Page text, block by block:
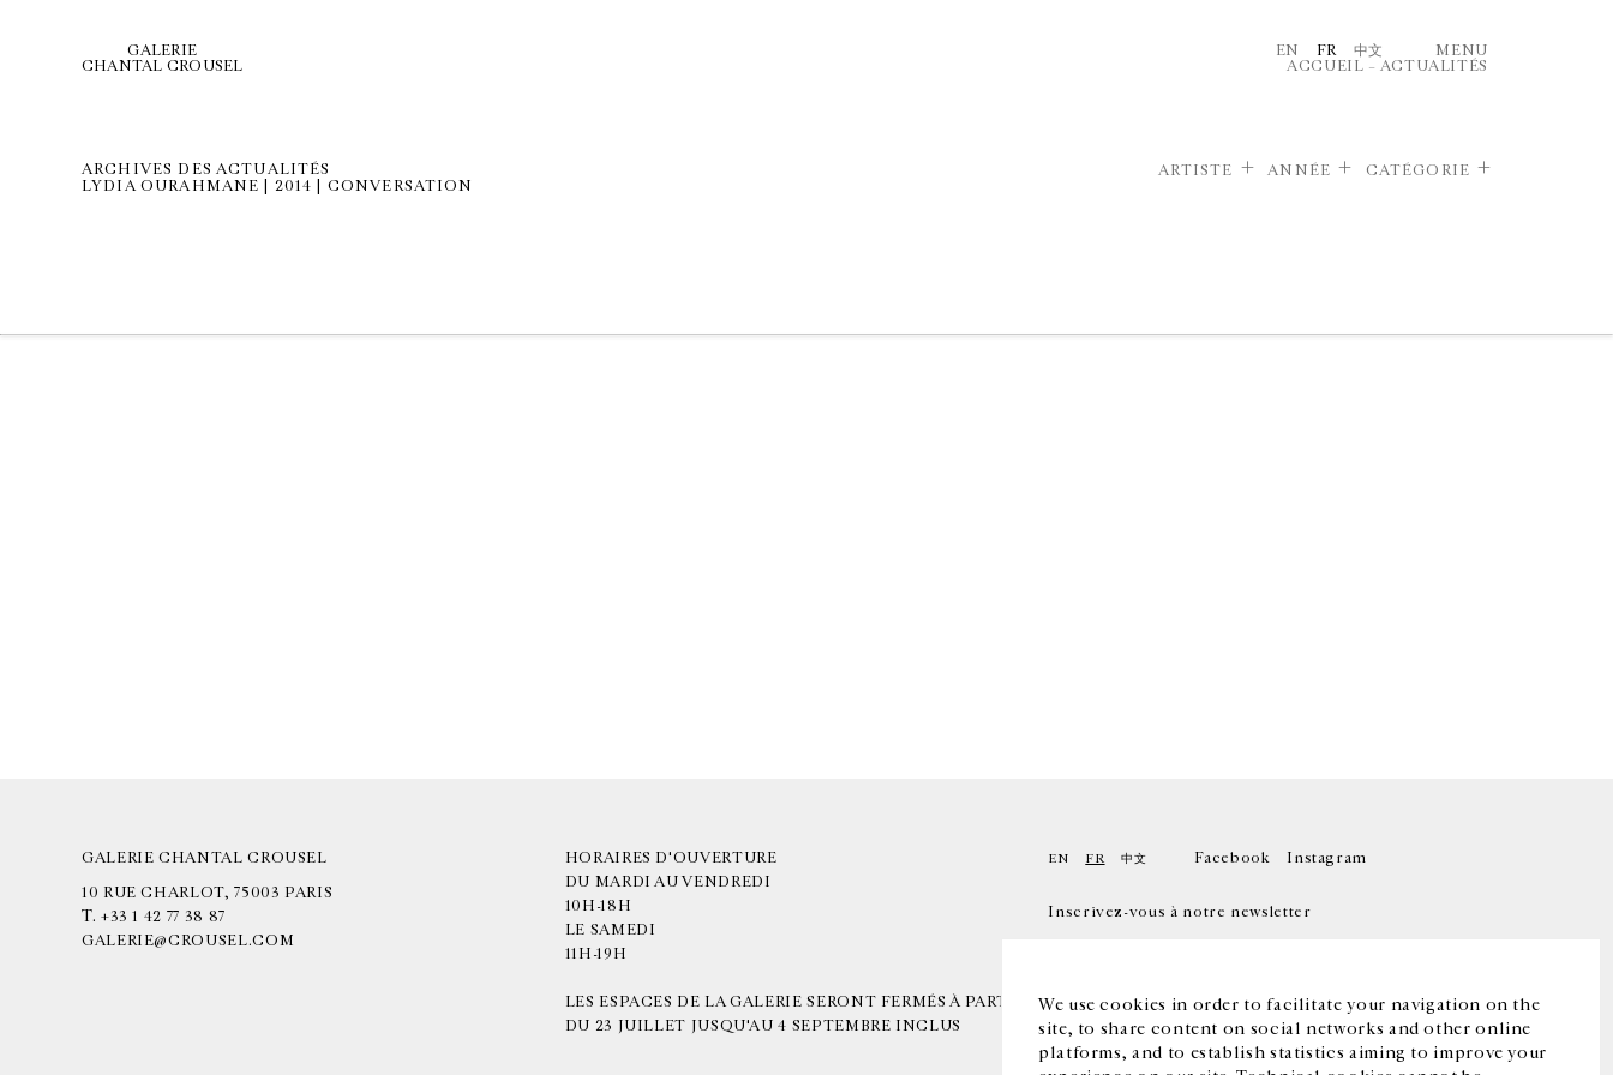
We use cookies in order to facilitate your navigation on the
site, to share content on social networks and other online
platforms, and to establish statistics aiming to improve your
GALERIE
CHANTAL CROUSEL
EN FR 中文
MENU
ACCUEIL – ACTUALITÉS
ARCHIVES DES ACTUALITÉS
LYDIA OURAHMANE | 2014 | CONVERSATION
ARTISTE ANNÉE CATÉGORIE
GALERIE CHANTAL CROUSEL
10 RUE CHARLOT, 75003 PARIS
T. +33 1 42 77 38 87
GALERIE@CROUSEL.COM
HORAIRES D'OUVERTURE
DU MARDI AU VENDREDI
10H-18H
LE SAMEDI
11H-19H
LES ESPACES DE LA GALERIE SERONT FERMÉS À PARTIR
DU 23 JUILLET JUSQU'AU 4 SEPTEMBRE INCLUS
EN FR 中文 Facebook Instagram
Inscrivez-vous à notre newsletter